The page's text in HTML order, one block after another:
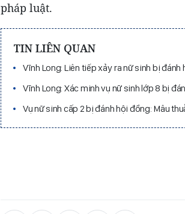
pháp luật.
TIN LIÊN QUAN
Vĩnh Long: Liên tiếp xảy ra nữ sinh bị đánh
Vĩnh Long: Xác minh vụ nữ sinh lớp 8 bị
Vụ nữ sinh cấp 2 bị đánh hội đồng: Mâu